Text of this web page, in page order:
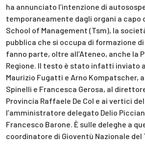
ha annunciato l’intenzione di
temporaneamente dagli organi a capo
School of Management (Tsm), la
pubblica che si occupa di formazione
fanno parte, oltre all’Ateneo, anche la
Regione. Il testo è stato infatti inviato
Maurizio Fugatti e Arno Kompatscher,
Spinelli e Francesca Gerosa, al
Provincia Raffaele De Col e ai vertici
l’amministratore delegato Delio
Francesco Barone. È sulle deleghe a
coordinatore di Gioventù Nazionale del